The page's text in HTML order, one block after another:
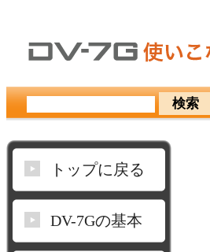
トップに戻る
DV-7Gの基本